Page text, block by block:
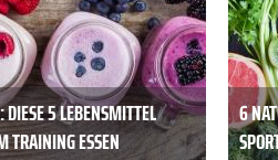
5 LEBENSMITTEL
TRAINING ESSEN
6